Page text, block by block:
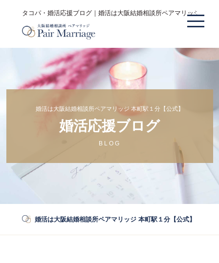
タコパ・婚活応援ブログ｜婚活は大阪結婚相談所ペアマリッジ 本町
婚活は大阪結婚相談所ペアマリッジ 本町駅１分【公式】
婚活応援ブログ
BLOG
婚活は大阪結婚相談所ペアマリッジ 本町駅１分【公式】